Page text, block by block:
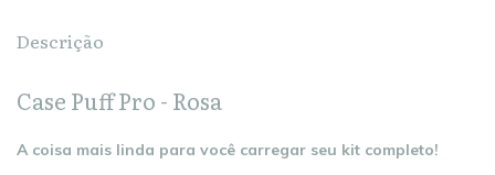
Descrição
Case Puff Pro - Rosa
A coisa mais linda para você carregar seu kit completo!